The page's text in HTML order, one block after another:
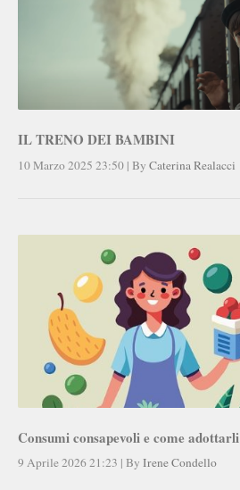
IL TRENO DEI BAMBINI
10 Marzo 2025 23:50 | By Caterina Realacci
Consumi consapevoli e come adottarli
9 Aprile 2026 21:23 | By Irene Condello